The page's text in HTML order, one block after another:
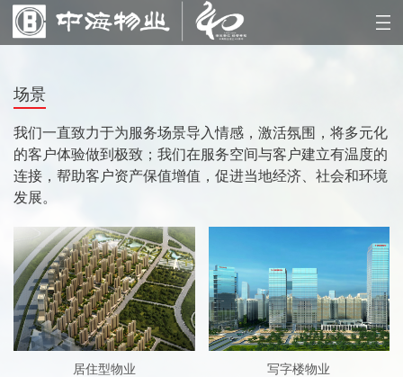
场景
我们一直致力于为服务场景导入情感，激活氛围，将多元化
的客户体验做到极致；我们在服务空间与客户建立有温度的
连接，帮助客户资产保值增值，促进当地经济、社会和环境
发展。
居住型物业 写字楼物业